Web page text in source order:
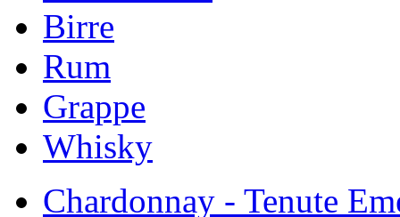
Birre
Rum
Grappe
Whisky
Chardonnay - Tenute